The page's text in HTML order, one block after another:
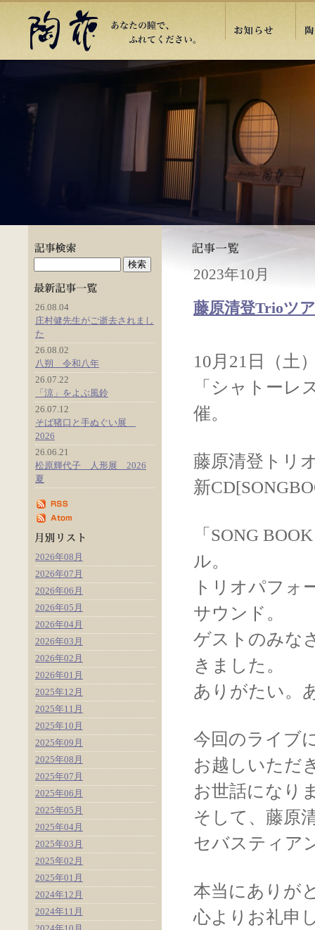
2023年10月
藤原清登Trioツ
10月21日（土
「シャトー
催。
藤原清登トリ
新
「SONG
ル。
トリオパフォ
サウンド。
ゲストのみな
きました。
ありがたい。
今回のライブ
お越しいただ
お世話になり
そして、藤原
セバスティア
本当にありが
心よりお礼申
26.08.04
庄村健先生がご逝去されまし
た
26.08.02
八朔 令和八年
26.07.22
「涼」をよぶ風鈴
26.07.12
そば猪口と手ぬぐい展
2026
26.06.21
松原輝代子 人形展 2026
夏
2026年08月
2026年07月
2026年06月
2026年05月
2026年04月
2026年03月
2026年02月
2026年01月
2025年12月
2025年11月
2025年10月
2025年09月
2025年08月
2025年07月
2025年06月
2025年05月
2025年04月
2025年03月
2025年02月
2025年01月
2024年12月
2024年11月